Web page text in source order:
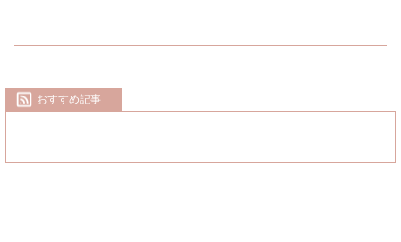
おすすめ記事